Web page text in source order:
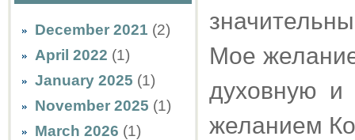
December 2021 (2)
April 2022 (1)
January 2025 (1)
November 2025 (1)
March 2026 (1)
Мое
духовную и
желанием